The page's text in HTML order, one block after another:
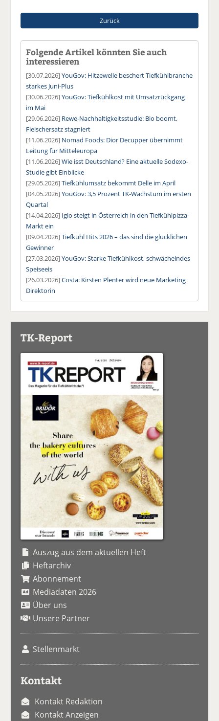
Zurück
Folgende Artikel könnten Sie auch
interessieren
[30.07.2026]YouGov: Hitzewelle beschert Tiefkühlbranche
starkes Juni-Plus
[30.06.2026]YouGov: Tiefkühlkost mit Umsatzrückgang
im Mai
[29.06.2026] Rewe-Nachhaltigkeitsstudie: Bio boomt,
Fleischersatz stagniert
[11.06.2026] Nomad Foods: Dior Decupper übernimmt
Leitung für Mitteleuropa
[11.06.2026]Wie isst Deutschland? Eine aktuelle Sodexo-
Studie gibt Einblicke
[29.05.2026]Tiefkühlumsatz bekommt Delle im April
[04.05.2026]YouGov: 3,5 Prozent TK-Wachstum im ersten
Quartal
[14.04.2026] Iglo steigt in Österreich in den Tiefkühlpizza-
Markt ein
[09.04.2026]Tiefkühl Hits 2026 – das sind die glücklichen
Gewinner
[27.03.2026]YouGov: Starke Tiefkühlkost, schwächelndes
Speiseeis
[26.03.2026]Costa: Kirsten Plenter wird neue Marketing
Direktorin
TK-Report
Auszug aus dem aktuellen Heft
Heftarchiv
Abonnement
Mediadaten 2026
Über uns
Unsere Partner
Stellenmarkt
Kontakt
Kontakt Redaktion
Kontakt Anzeigen